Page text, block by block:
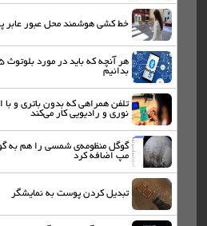
خط کشی هوشمند محل عبور عابر
هر آنچه که باید در
بدانیم
تلفن همراهی که بدون باتری و با
نوری و رادیویی کار می‌کند
گوگل منظومه‌ی شمسی را هم به
مپ اضافه کرد
تبدیل کردن پوست به نمایشگر